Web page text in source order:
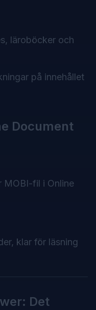
läroböcker och
på innehållet
Document
MOBI-fil i Online
klar för läsning
Det